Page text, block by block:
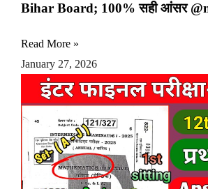
Bihar Board; 100% सही आंसर
Read More »
January 27, 2026